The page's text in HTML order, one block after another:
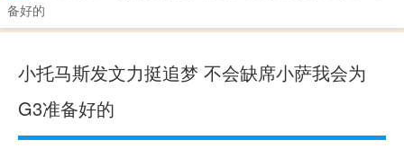
备好的
小托马斯发文力挺追梦 不会缺席小萨我会为
G3准备好的